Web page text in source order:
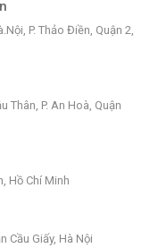
P. Thảo Điền, Quận 2,
Thân, P. An Hoà, Quận
Hồ Chí Minh
Cầu Giấy, Hà Nội